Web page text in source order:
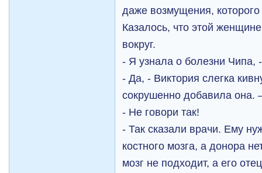
даже возмущения,
Казалось, что этой
вокруг.
- Я узнала о болезни Чипа,
- Да, - Виктория слегка
сокрушенно добавила она.
- Не говори так!
- Так сказали врачи. Ему
костного мозга, а донора
мозг не подходит, а его